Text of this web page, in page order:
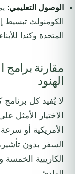
الوصول التعليمي:
الكومنولث تبسيط
المتحدة وكندا
مقارنة برامج
الهنود
لا يُفيد كل
الاختيار الأمثل
الأمريكية أو
السفر بدون
الكاريبية